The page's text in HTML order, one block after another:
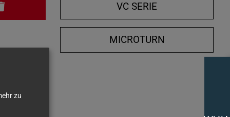
ß
n
VC SERIE
MICROTURN
zu